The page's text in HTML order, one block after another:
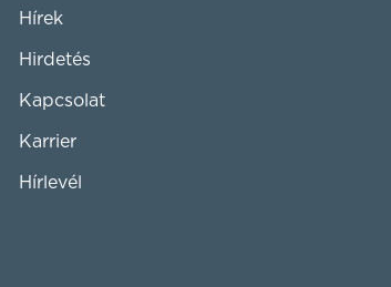
Hírek
Hirdetés
Kapcsolat
Karrier
Hírlevél